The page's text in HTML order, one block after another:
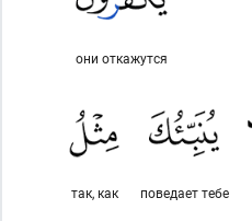
они откажутся
поведает тебе
так, как